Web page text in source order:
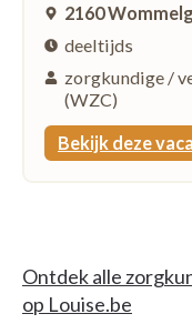
2160
deeltijds
zorgkundige /
(WZC)
Bekijk deze
Ontdek alle
op Louise.be